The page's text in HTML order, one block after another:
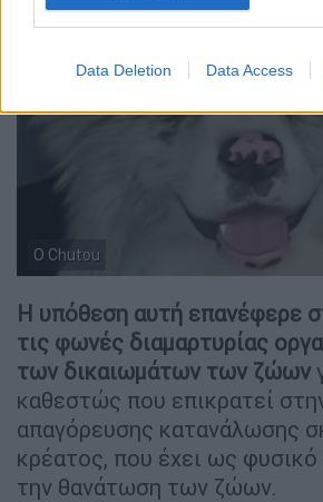
Data Deletion Data Access
Ο Chutou
Η υπόθεση αυτή επανέφερε
τις φωνές διαμαρτυρίας
των δικαιωμάτων των ζώων
καθεστώς που επικρατεί
απαγόρευσης κατανάλωσης
κρέατος, που έχει ως
την θανάτωση των ζώων.